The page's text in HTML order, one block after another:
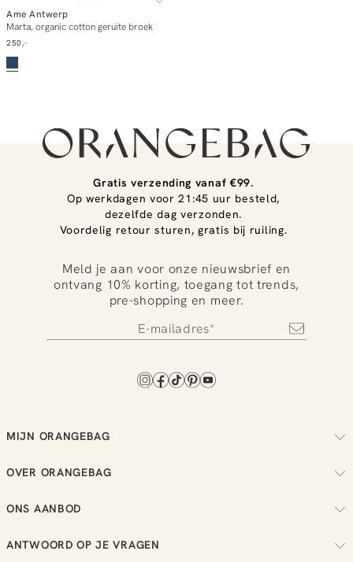
In winkelmand
Ame Antwerp
Marta, organic cotton geruite broek
250,-
Gratis verzending vanaf €99.
Op werkdagen voor 21:45 uur besteld,
dezelfde dag verzonden.
Voordelig retour sturen, gratis bij ruiling.
Meld je aan voor onze nieuwsbrief en
ontvang 10% korting, toegang tot trends,
pre-shopping en meer.
MIJN ORANGEBAG
Regel je retouren
OVER ORANGEBAG
Duurzaamheid
ONS AANBOD
ANTWOORD OP JE VRAGEN